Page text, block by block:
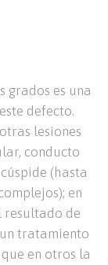
grados es una
defecto.
lesiones
conducto
(hasta
en
resultado de
tratamiento
en otros la